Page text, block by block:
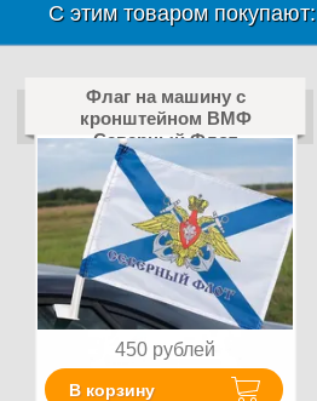
С этим товаром покупают:
Флаг на машину с
кронштейном ВМФ
Северный Флот
450 рублей
В корзину